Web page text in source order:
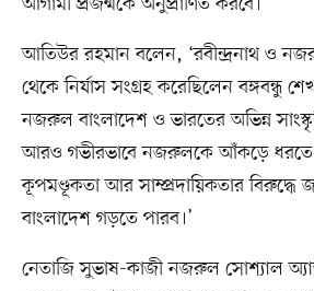
আতিউর রহমান বলেন, ‘রবীন্দ্রনাথ ও
থেকে নির্যাস সংগ্রহ করেছিলেন বঙ্গবন্ধু
নজরুল বাংলাদেশ ও ভারতের অভিন্ন
আরও গভীরভাবে নজরুলকে আঁকড়ে ধরতে
কূপমণ্ডূকতা আর সাম্প্রদায়িকতার বিরুদ্ধে
বাংলাদেশ গড়তে পারব।’
নেতাজি সুভাষ-কাজী নজরুল সোশ্যাল